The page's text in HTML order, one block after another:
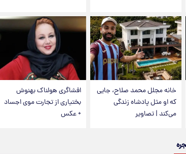
خانه مجلل محمد صلاح، جایی
که او مثل پادشاه زندگی
می‌کند | تصاویر
افشاگری هولناک بهنوش
بختیاری از تجارت موی اجساد
+ عکس